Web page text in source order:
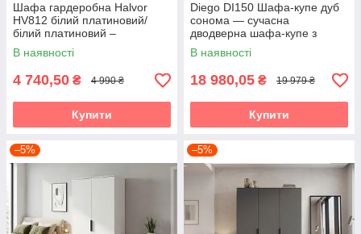
Шафа гардеробна Halvor
HV812 білий платиновий/
білий платиновий –
дводверна шафа у
сучасному мінімалістичному
стилі Accord
В наявності
4 740,50 ₴ 4 990 ₴
Купити
Diego DI150 Шафа-купе дуб
сонома — сучасна
дводверна шафа-купе з
дзеркалом Accord
В наявності
18 980,05 ₴ 19 979 ₴
Купити
–5% –5%